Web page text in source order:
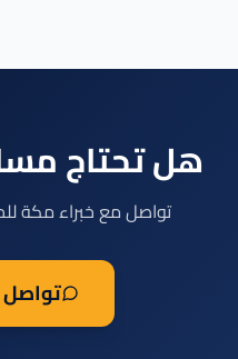
هل تحتاج
تواصل مع خبراء مكة
تواصل